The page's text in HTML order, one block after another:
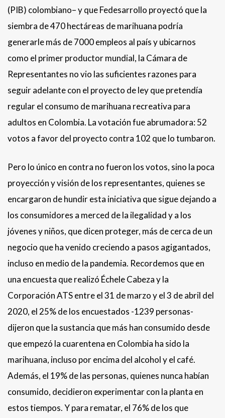
(PIB) colombiano– y que Fedesarrollo proyectó que la
siembra de 470 hectáreas de marihuana podría
generarle más de 7000 empleos al país y ubicarnos
como el primer productor mundial, la Cámara de
Representantes no vio las suficientes razones para
seguir adelante con el proyecto de ley que pretendía
regular el consumo de marihuana recreativa para
adultos en Colombia. La votación fue abrumadora: 52
votos a favor del proyecto contra 102 que lo tumbaron.
Pero lo único en contra no fueron los votos, sino la poca
proyección y visión de los representantes, quienes se
encargaron de hundir esta iniciativa que sigue dejando a
los consumidores a merced de la ilegalidad y a los
jóvenes y niños, que dicen proteger, más de cerca de un
negocio que ha venido creciendo a pasos agigantados,
incluso en medio de la pandemia. Recordemos que en
una encuesta que realizó Échele Cabeza y la
Corporación ATS entre el 31 de marzo y el 3 de abril del
2020, el 25% de los encuestados -1239 personas-
dijeron que la sustancia que más han consumido desde
que empezó la cuarentena en Colombia ha sido la
marihuana, incluso por encima del alcohol y el café.
Además, el 19% de las personas, quienes nunca habían
consumido, decidieron experimentar con la planta en
estos tiempos. Y para rematar, el 76% de los que